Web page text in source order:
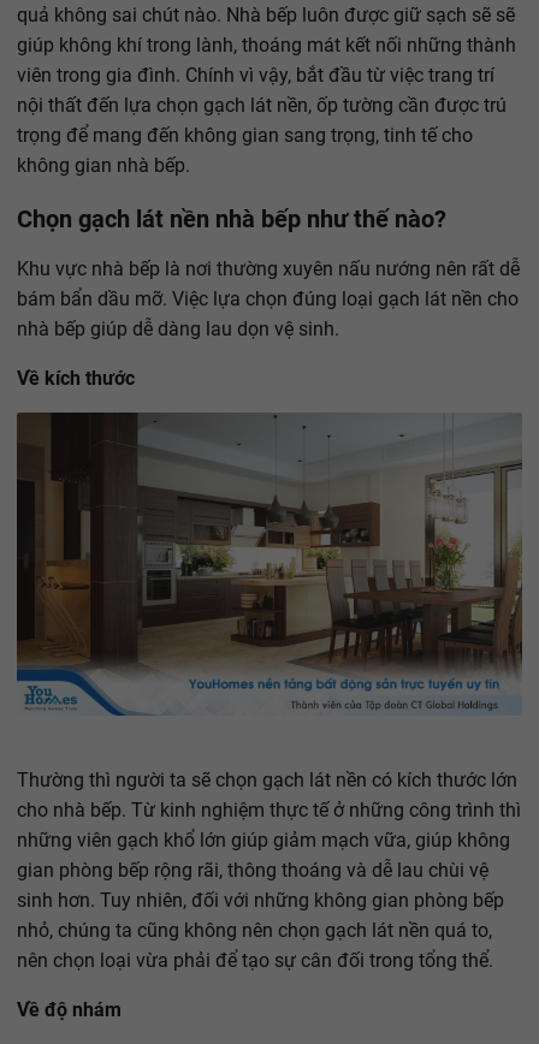
quả không sai chút nào. Nhà bếp luôn được giữ sạch sẽ sẽ
giúp không khí trong lành, thoáng mát kết nối những thành
viên trong gia đình. Chính vì vậy, bắt đầu từ việc trang trí
nội thất đến lựa chọn gạch lát nền, ốp tường cần được trú
trọng để mang đến không gian sang trọng, tinh tế cho
không gian nhà bếp.
Chọn gạch lát nền nhà bếp như thế nào?
Khu vực nhà bếp là nơi thường xuyên nấu nướng nên rất dễ
bám bẩn dầu mỡ. Việc lựa chọn đúng loại gạch lát nền cho
nhà bếp giúp dễ dàng lau dọn vệ sinh.
Về kích thước
Thường thì người ta sẽ chọn gạch lát nền có kích thước lớn
cho nhà bếp. Từ kinh nghiệm thực tế ở những công trình thì
những viên gạch khổ lớn giúp giảm mạch vữa, giúp không
gian phòng bếp rộng rãi, thông thoáng và dễ lau chùi vệ
sinh hơn. Tuy nhiên, đối với những không gian phòng bếp
nhỏ, chúng ta cũng không nên chọn gạch lát nền quá to,
nên chọn loại vừa phải để tạo sự cân đối trong tổng thể.
Về độ nhám